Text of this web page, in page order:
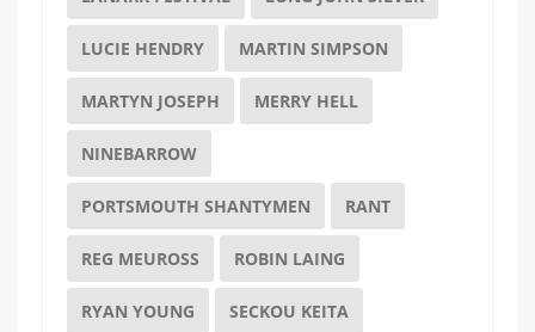
LUCIE HENDRY MARTIN SIMPSON
MARTYN JOSEPH MERRY HELL
NINEBARROW
PORTSMOUTH SHANTYMEN RANT
REG MEUROSS ROBIN LAING
RYAN YOUNG SECKOU KEITA